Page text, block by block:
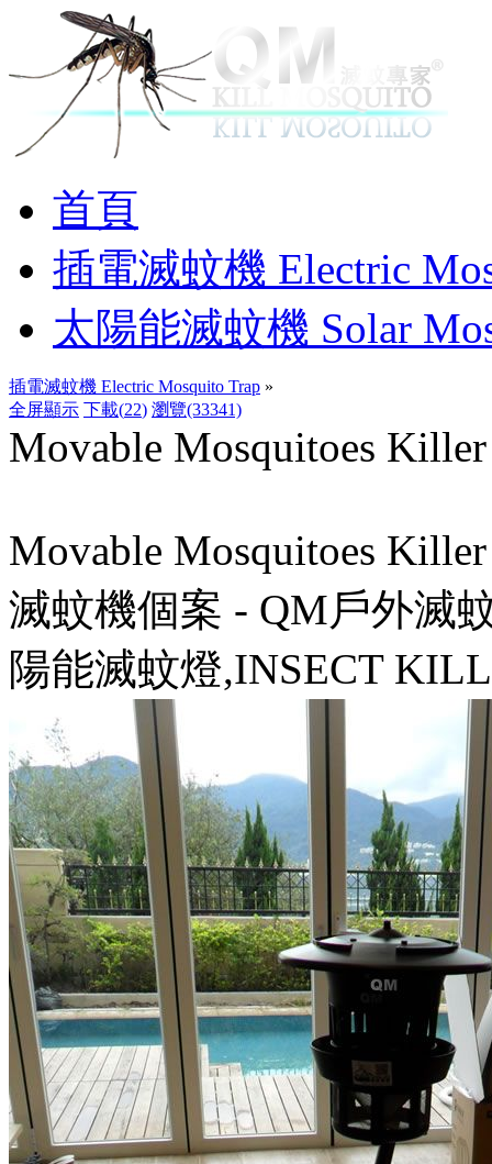
首頁
插電滅蚊機 Electric
太陽能滅蚊機 Solar
插電滅蚊機 Electric Mosquito Trap »
全屏顯示 下載(22) 瀏覽(33341)
Movable Mosquitoes Killer
Movable Mosquitoes
滅蚊機個案 - QM戶外滅
陽能滅蚊燈,INSECT